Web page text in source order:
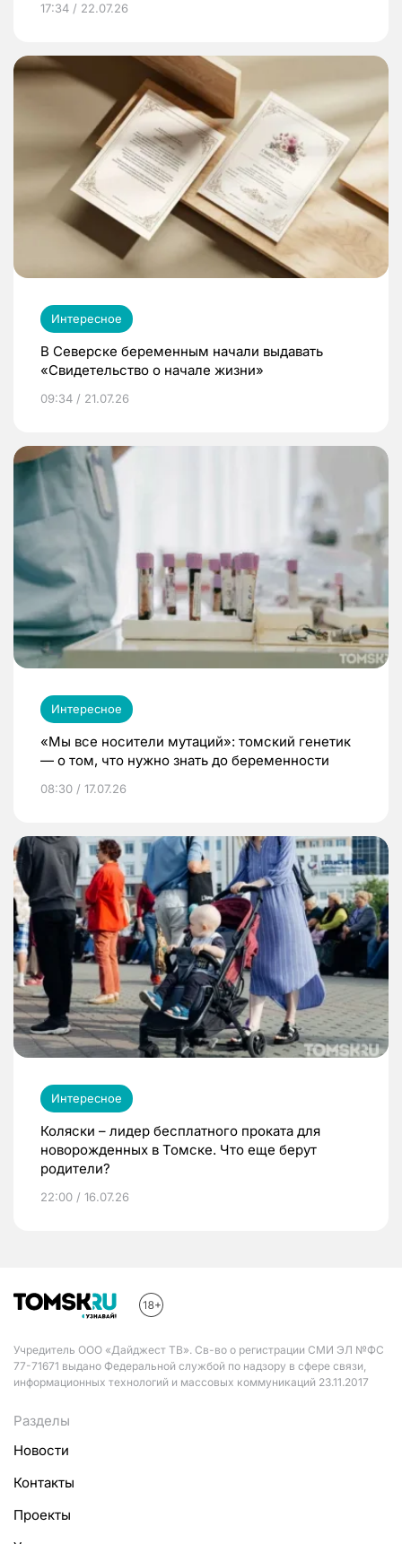
17:34 / 22.07.26
Интересное
В Северске беременным начали выдавать
«Свидетельство о начале жизни»
09:34 / 21.07.26
Интересное
«Мы все носители мутаций»: томский генетик
— о том, что нужно знать до беременности
08:30 / 17.07.26
Интересное
Коляски – лидер бесплатного проката для
новорожденных в Томске. Что еще берут
родители?
22:00 / 16.07.26
Учредитель ООО «Дайджест ТВ». Св-во о регистрации СМИ ЭЛ №ФС
77-71671 выдано Федеральной службой по надзору в сфере связи,
информационных технологий и массовых коммуникаций 23.11.2017
Разделы
Новости
Контакты
Проекты